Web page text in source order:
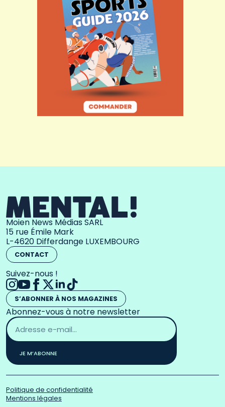
Moien News Médias SARL
15 rue Émile Mark
L-4620 Differdange LUXEMBOURG
CONTACT
Suivez-nous !
S’ABONNER À NOS MAGAZINES
Abonnez-vous à notre newsletter
Adresse
email
*
JE M’ABONNE
Politique de confidentialité
Mentions légales